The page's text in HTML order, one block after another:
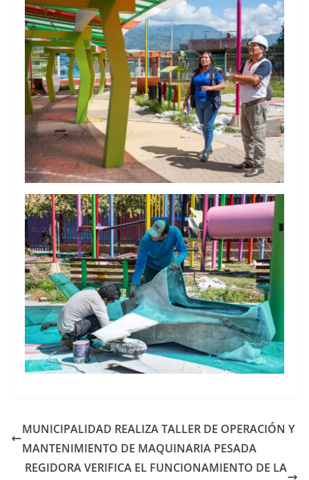
MUNICIPALIDAD REALIZA TALLER DE OPERACIÓN Y
MANTENIMIENTO DE MAQUINARIA PESADA
REGIDORA VERIFICA EL FUNCIONAMIENTO DE LA